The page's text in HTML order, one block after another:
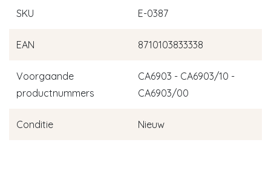
SKU E-0387
EAN 8710103833338
Voorgaande
productnummers
CA6903 - CA6903/10 -
CA6903/00
Conditie Nieuw